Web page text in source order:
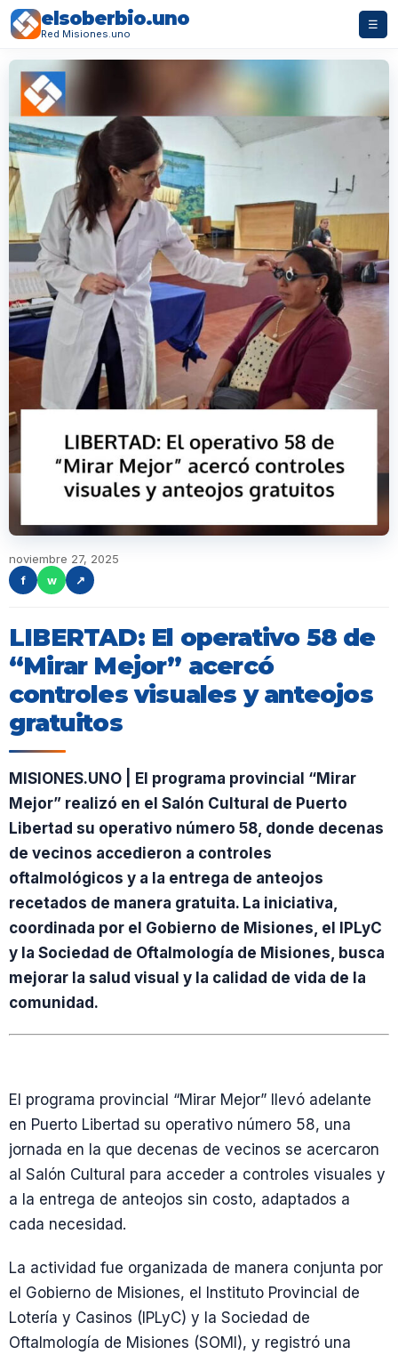
elsoberbio.uno
Red Misiones.uno
☰
noviembre 27, 2025
f
w ↗
LIBERTAD: El operativo 58 de
“Mirar Mejor” acercó
controles visuales y anteojos
gratuitos
MISIONES.UNO | El programa provincial “Mirar
Mejor” realizó en el Salón Cultural de Puerto
Libertad su operativo número 58, donde decenas
de vecinos accedieron a controles
oftalmológicos y a la entrega de anteojos
recetados de manera gratuita. La iniciativa,
coordinada por el Gobierno de Misiones, el IPLyC
y la Sociedad de Oftalmología de Misiones, busca
mejorar la salud visual y la calidad de vida de la
comunidad.
El programa provincial “Mirar Mejor” llevó adelante
en Puerto Libertad su operativo número 58, una
jornada en la que decenas de vecinos se acercaron
al Salón Cultural para acceder a controles visuales y
a la entrega de anteojos sin costo, adaptados a
cada necesidad.
La actividad fue organizada de manera conjunta por
el Gobierno de Misiones, el Instituto Provincial de
Lotería y Casinos (IPLyC) y la Sociedad de
Oftalmología de Misiones (SOMI), y registró una